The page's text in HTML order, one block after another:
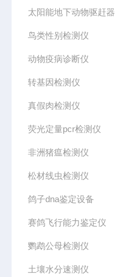
太阳能地下动物驱赶器
鸟类性别检测仪
动物疫病诊断仪
转基因检测仪
真假肉检测仪
荧光定量pcr检测仪
非洲猪瘟检测仪
松材线虫检测仪
鸽子dna鉴定设备
赛鸽飞行能力鉴定仪
鹦鹉公母检测仪
土壤水分速测仪